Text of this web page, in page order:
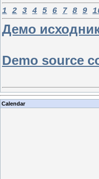
1 2 3 4 5 6 7 8 9
Демо
Demo source
Calendar